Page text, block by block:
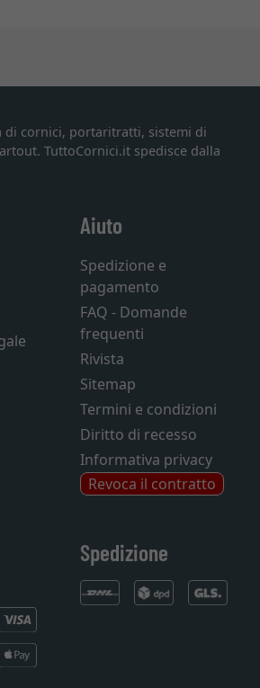
di cornici, portaritratti, sistemi di
TuttoCornici.it spedisce dalla
Aiuto
Spedizione e
pagamento
FAQ - Domande
frequenti
Rivista
Sitemap
Termini e condizioni
Diritto di recesso
Informativa privacy
Revoca il contratto
Spedizione